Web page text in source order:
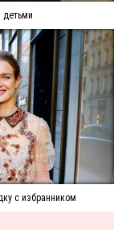
детьми
с избранником